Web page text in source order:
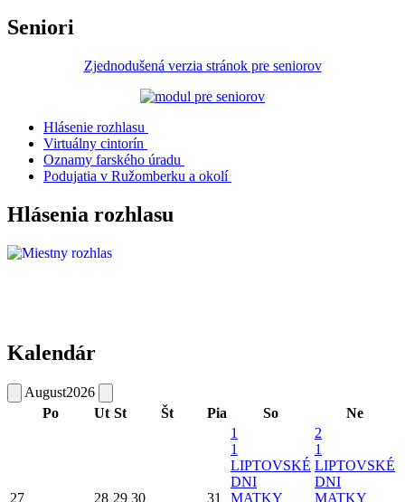
Seniori
Zjednodušená verzia stránok pre seniorov
Hlásenie rozhlasu
Virtuálny cintorín
Oznamy farského úradu
Podujatia v Ružomberku a okolí
Hlásenia rozhlasu
Kalendár
August2026
Po
Ut St Št Pia So Ne
27 28 29 30 31
1
1
LIPTOVSKÉ
DNI
MATKY
2
1
LIPTOVSKÉ
DNI
MATKY